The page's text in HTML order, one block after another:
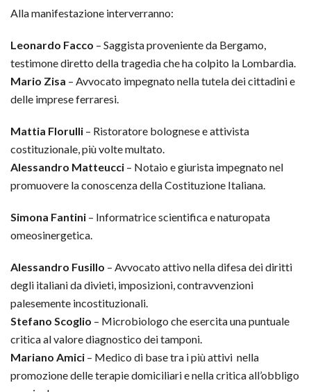
Alla manifestazione interverranno:
Leonardo Facco – Saggista proveniente da Bergamo,
testimone diretto della tragedia che ha colpito la Lombardia.
Mario Zisa – Avvocato impegnato nella tutela dei cittadini e
delle imprese ferraresi.
Mattia Florulli – Ristoratore bolognese e attivista
costituzionale, più volte multato.
Alessandro Matteucci – Notaio e giurista impegnato nel
promuovere la conoscenza della Costituzione Italiana.
Simona Fantini – Informatrice scientifica e naturopata
omeosinergetica.
Alessandro Fusillo – Avvocato attivo nella difesa dei diritti
degli italiani da divieti, imposizioni, contravvenzioni
palesemente incostituzionali.
Stefano Scoglio – Microbiologo che esercita una puntuale
critica al valore diagnostico dei tamponi.
Mariano Amici – Medico di base tra i più attivi nella
promozione delle terapie domiciliari e nella critica all’obbligo